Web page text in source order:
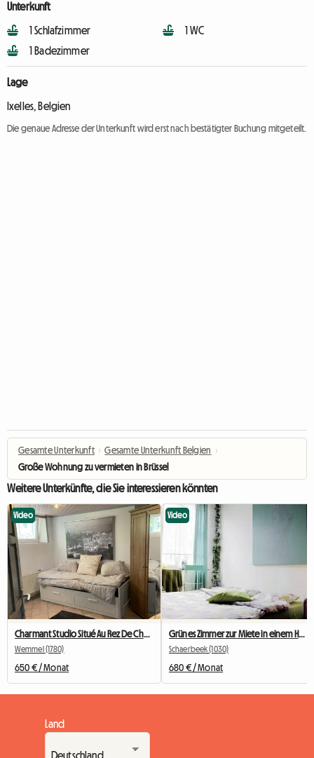
Unterkunft
1 Schlafzimmer
1 Badezimmer
1 WC
Lage
Ixelles, Belgien
Die genaue Adresse der Unterkunft wird erst nach bestätigter Buchung mitgeteilt.
Gesamte Unterkunft › Gesamte Unterkunft Belgien ›
Große Wohnung zu vermieten in Brüssel
Weitere Unterkünfte, die Sie interessieren könnten
Video
Charmant Studio Situé Au Rez De Chaussée
Wemmel (1780)
650 € / Monat
Video
Grünes Zimmer zur Miete in einem Haus in Brüssel
Schaerbeek (1030)
680 € / Monat
Land